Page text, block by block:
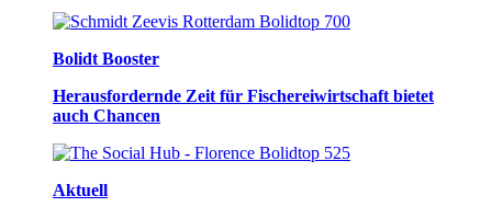
Bolidt Booster
Herausfordernde Zeit für Fischereiwirtschaft bietet
auch Chancen
Aktuell